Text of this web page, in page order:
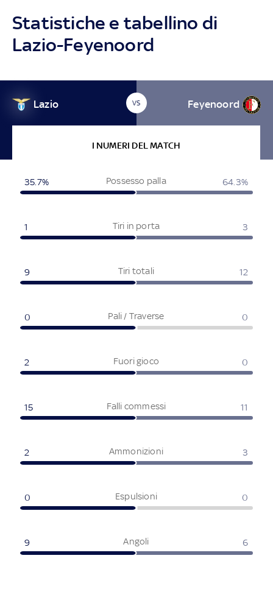
Statistiche e tabellino di
Lazio-Feyenoord
Lazio VS Feyenoord
I NUMERI DEL MATCH
Possesso palla
35.7% 64.3%
Tiri in porta
1 3
Tiri totali
9 12
Pali / Traverse
0 0
Fuori gioco
2 0
Falli commessi
15 11
Ammonizioni
2 3
Espulsioni
0 0
Angoli
9 6